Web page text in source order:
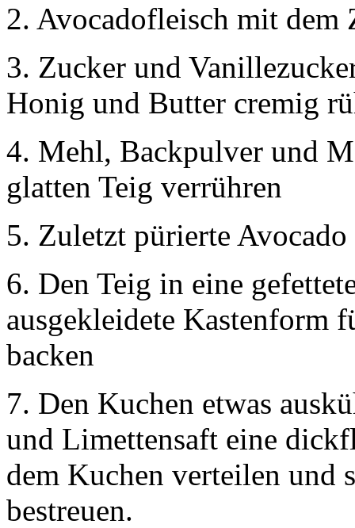
2. Avocadofleisch mit dem
3. Zucker und
Honig und Butter cremig
4. Mehl, Backpulver und
glatten Teig verrühren
5. Zuletzt pürierte Avocado
6. Den Teig in eine
ausgekleidete Kastenform
backen
7. Den Kuchen etwas
und Limettensaft eine
dem Kuchen verteilen und
bestreuen.